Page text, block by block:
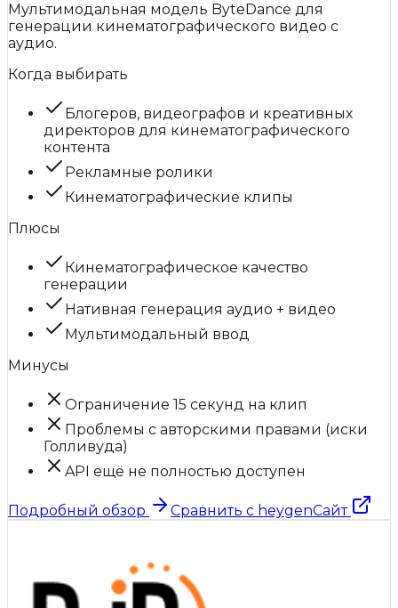
Мультимодальная модель ByteDance для
генерации кинематографического видео с
аудио.
Когда выбирать
Блогеров, видеографов и креативных
директоров для кинематографического
контента
Рекламные ролики
Кинематографические клипы
Плюсы
Кинематографическое качество
генерации
Нативная генерация аудио + видео
Мультимодальный ввод
Минусы
Ограничение 15 секунд на клип
Проблемы с авторскими правами (иски
Голливуда)
API ещё не полностью доступен
Подробный обзор Сравнить с heygenСайт